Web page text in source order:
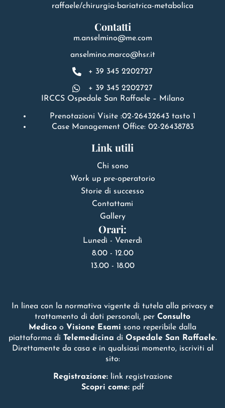
raffaele/chirurgia-bariatrica-metabolica
Contatti
m.anselmino@me.com
anselmino.marco@hsr.it
+ 39 345 2202727
+ 39 345 2202727
IRCCS Ospedale San Raffaele – Milano
Prenotazioni Visite :02-26432643 tasto 1
Case Management Office: 02-26438783
Link utili
Chi sono
Work up pre-operatorio
Storie di successo
Contattami
Gallery
Orari:
Lunedì - Venerdì
8.00 - 12.00
13.00 - 18.00
In linea con la normativa vigente di tutela alla privacy e
trattamento di dati personali, per Consulto
Medico o Visione Esami sono reperibile dalla
piattaforma di Telemedicina di Ospedale San Raffaele.
Direttamente da casa e in qualsiasi momento, iscriviti al
sito:
Registrazione:
link registrazione
Scopri come: pdf